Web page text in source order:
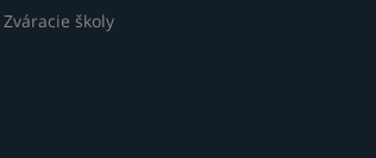
Zváracie školy